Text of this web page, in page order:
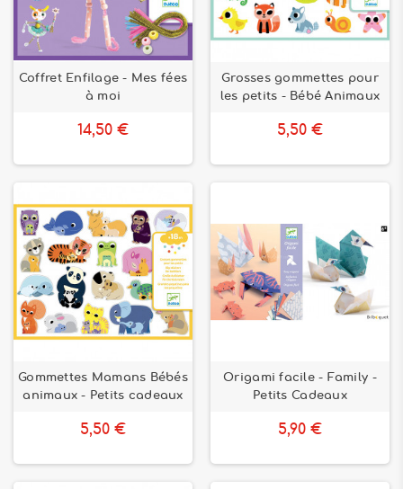
Coffret Enfilage - Mes fées
à moi
14,50 €
Grosses gommettes pour
les petits - Bébé Animaux
5,50 €
Gommettes Mamans Bébés
animaux - Petits cadeaux
5,50 €
Origami facile - Family -
Petits Cadeaux
5,90 €